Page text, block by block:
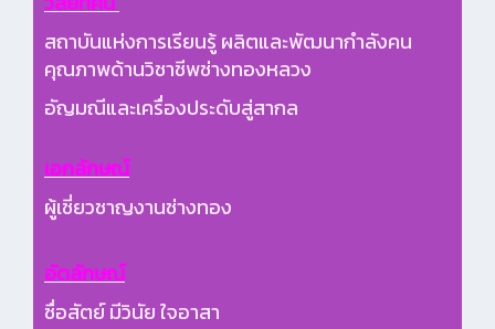
สถาบันแห่งการเรียนรู้​ ผลิตและพัฒนากำลังคน
คุณภาพด้านวิชาชีพช่างทองหลวง
อัญมณีและเครื่องประดับสู่สากล
เอกลักษณ์
ผู้เชี่ยวชาญ​งานช่างทอง
อัตลักษณ์
ซื่อสัตย์​ มีวินัย​ ใจอาสา